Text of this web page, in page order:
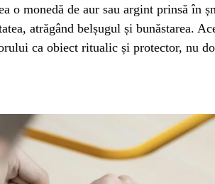
o monedă de aur sau argint prinsă în
atrăgând belșugul și bunăstarea.
ca obiect ritualic și protector, nu